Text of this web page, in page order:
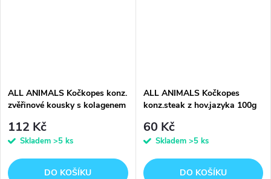
ALL ANIMALS Kočkopes konz.
zvěřinové kousky s kolagenem
112 Kč
Skladem >5 ks
DO KOŠÍKU
ALL ANIMALS Kočkopes
konz.steak z hov.jazyka 100g
60 Kč
Skladem >5 ks
DO KOŠÍKU